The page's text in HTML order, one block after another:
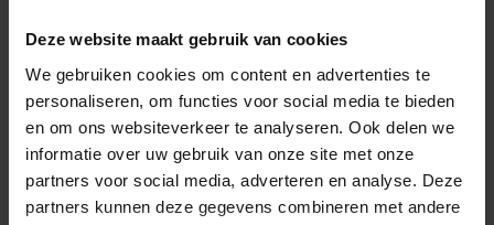
Deze website maakt gebruik van cookies
We gebruiken cookies om content en advertenties te
personaliseren, om functies voor social media te bieden
en om ons websiteverkeer te analyseren. Ook delen we
informatie over uw gebruik van onze site met onze
partners voor social media, adverteren en analyse. Deze
partners kunnen deze gegevens combineren met andere
Geen producten gevonden!